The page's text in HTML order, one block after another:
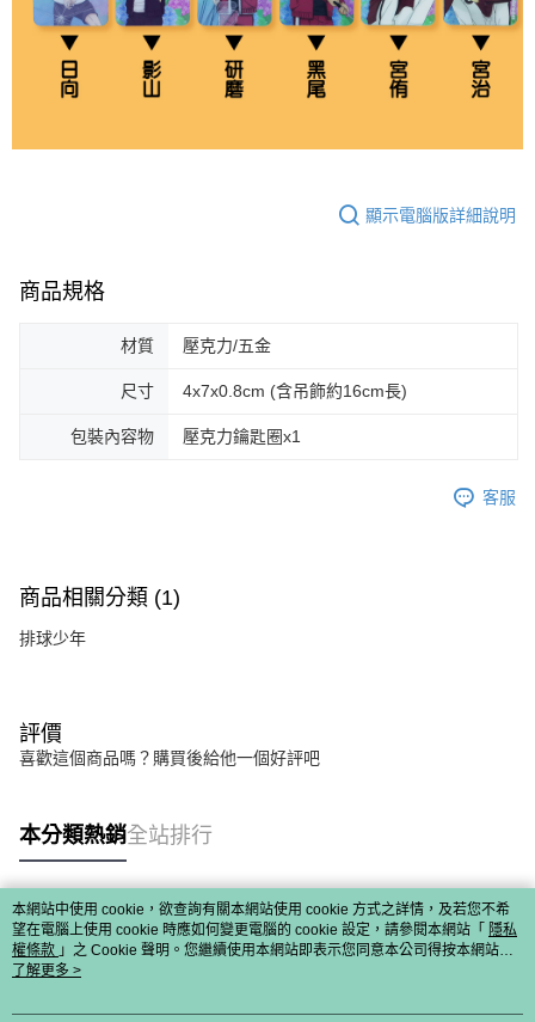
顯示電腦版詳細說明
商品規格
材質 壓克力/五金
尺寸 4x7x0.8cm (含吊飾約16cm長)
包裝內容物 壓克力鑰匙圈x1
客服
商品相關分類 (1)
排球少年
評價
喜歡這個商品嗎？購買後給他一個好評吧
本分類熱銷全站排行
熱門標籤
本網站中使用 cookie，欲查詢有關本網站使用 cookie 方式之詳情，及若您不希
望在電腦上使用 cookie 時應如何變更電腦的 cookie 設定，請參閱本網站「 隱私
權條款 」之 Cookie 聲明。您繼續使用本網站即表示您同意本公司得按本網站使
用條款之 Cookie 聲明使用 cookie。
了解更多 >